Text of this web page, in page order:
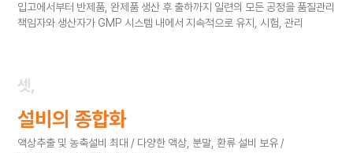
입고에서부터 반제품, 완제품 생산 후 출하까지 일련의 모든 공정을 품질관리
책임자와 생산자가 GMP 시스템 내에서 지속적으로 유지, 시험, 관리
셋,
설비의 종합화
액상추출 및 농축설비 최대 / 다양한 액상, 분말, 환류 설비 보유 /